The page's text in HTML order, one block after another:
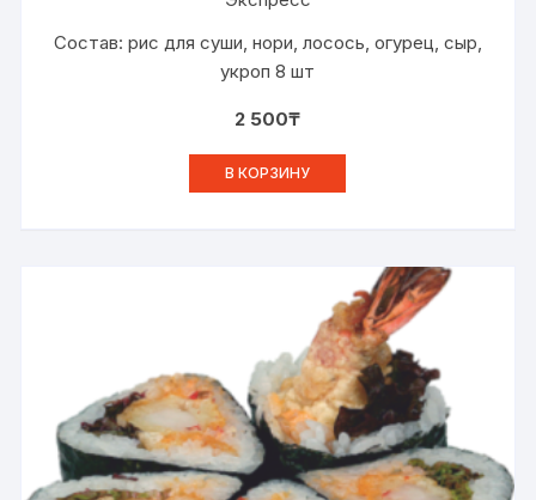
Состав: рис для суши, нори, лосось, огурец, сыр,
укроп 8 шт
2 500₸
В КОРЗИНУ